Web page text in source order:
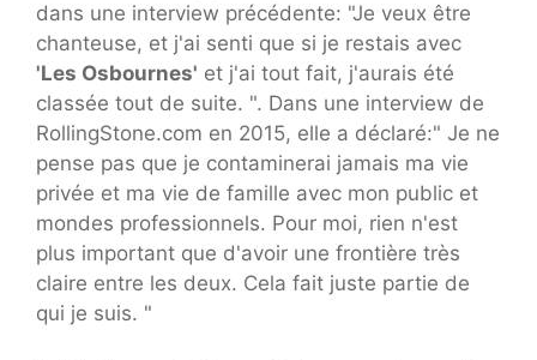
dans une interview précédente: "Je veux être
chanteuse, et j'ai senti que si je restais avec
'Les Osbournes' et j'ai tout fait, j'aurais été
classée tout de suite. ". Dans une interview de
RollingStone.com en 2015, elle a déclaré:" Je ne
pense pas que je contaminerai jamais ma vie
privée et ma vie de famille avec mon public et
mondes professionnels. Pour moi, rien n'est
plus important que d'avoir une frontière très
claire entre les deux. Cela fait juste partie de
qui je suis. "